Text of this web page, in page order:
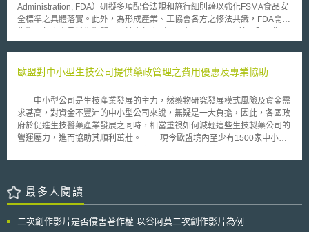
請海關扣留，應繳納與貨物等值的擔保金[2]，提出申請書、證明文件[3]及足
以證明侵權事實明顯存在的證據，證明貨物即將進出口且未經許可使用了其
知識產權，始可向海關申請扣留貨物。海關依權利人的申請而扣留貨物後，
不會調查該批貨品究竟侵權與否，而是留待權利人自行調查並該批仿冒品的
相關業者起訴。若權利人在一定期限內沒有在法院起訴，則海關將放行貨
物。 對企業而言，自行花時間成本監控是否有仿冒貨物進出口是較為
困難且成效有限的。中國大陸各地關口甚多，可能因無法確切掌握仿冒品進
統計，查獲仿冒品的方式中，經權利人登錄備案而海關依職權扣留仿冒品的
比例為99%，大幅超過依申請扣留的1%[4]。由此可知，有備案而海關主動
依職權查緝扣留仿冒品的成效，遠超過企業自行查緝仿冒品進出口後申請扣
留的成效。而若為海關依職權扣留，更有可能由海關移送公安部門而啟動刑
應於企業內部建立備案的相關因應機制，避免因未及達成海關扣留程序上的
要求，而讓海關放行仿冒品，無法達成海關備案的目的。本文以下介紹企業
執行備案採取知識產權海關保護措施時，企業內部應注意的事項及應建立的
因應流程。 貳、重點說明 一、備案啟動海關知識產保護 在中國大陸註
空法[2]為《登記公約》及《責任公約》，締約國必須遵守公約規定並善盡監
管責任，是以美國、英國及日本對太空活動皆有嚴謹的許可審查制度[3]。一
著重技術安全性的審查，避免發射過程中對他人造成損害，因此火箭發射業
該發射活動落於可接受的風險後，始可同意其施行。後者對於太空載具的審
否會供軍事使用、若有核能之使用是否安全、是否符合國際無線電頻率秩
序，以避免於外太空中造成危害或干涉到其他的人造衛星等。 除了太
空五大公約之外，隨著太空活動的增加，尚有其他參考準則之提出，如
2007年聯合國大會決議通過「太空碎片減緩指引」（Space Debris
Mitigation Guidelines），該指引為自律性參考文件，並不具有國際法的法
律拘束力，其建議在任務規劃、設計、製造發射火箭之飛行任務，應將太空
Communications Commission, FCC）亦有提出其「太空碎片緩解政策與法
令遵循指導」，以避免大量的低軌通訊衛星在結束任務後成為太空垃圾[5]。
法規範，建立國家行政管理之法制基礎，特別是《登記公約》之太空載具登
Administration, FDA）研擬多項配套法規和施行細則藉以強化FSMA食品安
全標準之具體落實。此外，為形成產業、工協會各方之修法共識，FDA開啟
工會（National Farmers Union, NFU）正式向美國食品藥物管理局提交食
該項意見書要點歸納如下： 1.全國農民工會表示此修法方向，有助於事前預
建構之目的。 2.由於配套法規涉及食品鏈供應商、農民與生產者之具體責
任，建議政府應評估多階段意見諮詢期（comment period）之規劃，廣納
各利益相關者具體建議。 3.全國農民工會針對農業用水的品質標準、檢測措
施與規範提出不同之見解，亦建議縮短農產品禁用生物土壤改良劑的時間。
歐盟對中小型生技公司提供藥政管理之費用優惠及專業協助
中小型公司是生技產業發展的主力，然藥物研究發展模式風險及資金需
求甚高，對資金不豐沛的中小型公司來說，無疑是一大負擔，因此，各國政
府於促進生技醫藥產業發展之同時，相當重視如何減輕這些生技製藥公司的
營運壓力，進而協助其順利茁壯。 現今歐盟境內至少有1500家中小型
藥政管理上的專門協助，歐盟於去2005年12月15日通過了〝歐盟醫藥品管
2049/2005 laying down, pursuant to Regulation (EC) No 726/2004 of the
European Parliament and of the Council, rules regarding the payment of
Medicines Agency by micro, small and medium-sized enterprises,以下簡
最多人閱讀
二次創作影片是否侵害著作權-以谷阿莫二次創作影片為例